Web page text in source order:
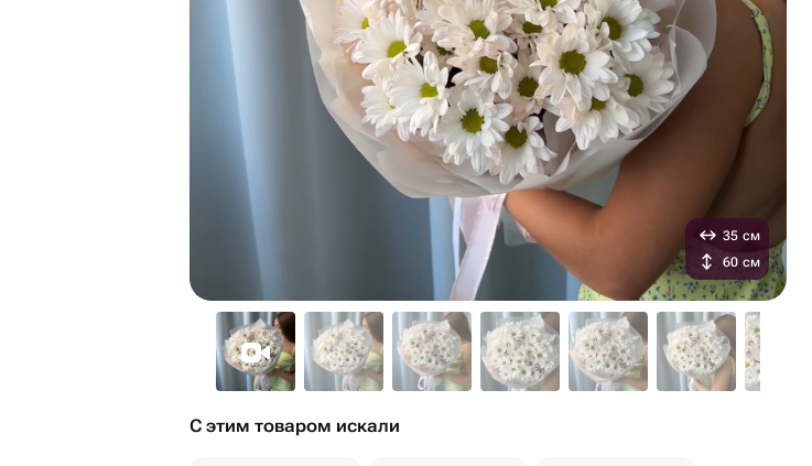
35 см
60 см
С этим товаром искали